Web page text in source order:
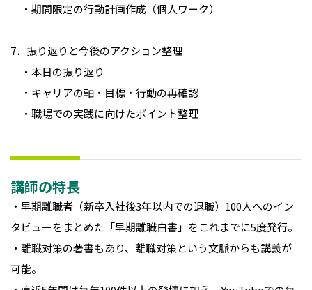
・期間限定の行動計画作成（個人ワーク）
7．振り返りと今後のアクション整理
・本日の振り返り
・キャリアの軸・目標・行動の再確認
・職場での実践に向けたポイント整理
講師の特長
・早期離職者（新卒入社後3年以内での退職）100人へのイン
タビューをまとめた「早期離職白書」をこれまでに5度発行。
・離職対策の著書もあり、離職対策という文脈からも講義が
可能。